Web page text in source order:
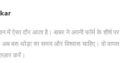
में ऐसा दौर आता है। बाबर ने अपनी फॉर्म के शीर्ष पर
बस थोड़ा सा समय और विश्वास चाहिए। वो वापस
करें।